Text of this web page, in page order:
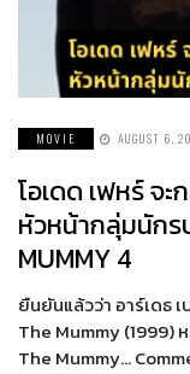
MOVIE AUGUST 6,
โอเดด เฟหร์ จะ
หัวหน้ากลุ่มนักร
MUMMY 4
ยืนยันแล้วว่า อาร์เดธ
The Mummy (1999)
The Mummy…